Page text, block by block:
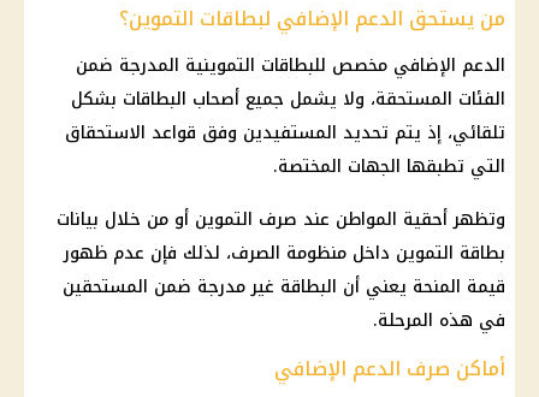
من يستحق الدعم الإضافي لبطاقات التموين؟
الدعم الإضافي مخصص للبطاقات التموينية المدرجة ضمن
الفئات المستحقة، ولا يشمل جميع أصحاب البطاقات بشكل
تلقائي، إذ يتم تحديد المستفيدين وفق قواعد الاستحقاق
التي تطبقها الجهات المختصة.
وتظهر أحقية المواطن عند صرف التموين أو من خلال بيانات
بطاقة التموين داخل منظومة الصرف، لذلك فإن عدم ظهور
قيمة المنحة يعني أن البطاقة غير مدرجة ضمن المستحقين
في هذه المرحلة.
أماكن صرف الدعم الإضافي